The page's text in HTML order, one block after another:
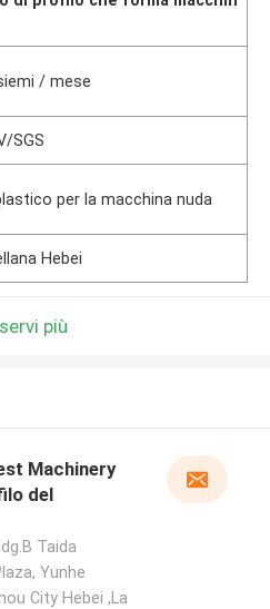
/ mese
SGS
per la macchina nuda
Hebei
più
Machinery
del
Taida
Yunhe
City Hebei ,La